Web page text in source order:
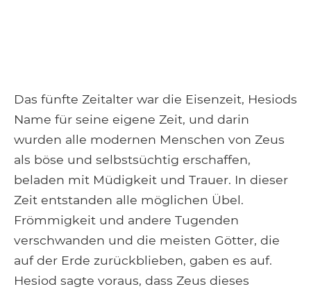
Das fünfte Zeitalter war die Eisenzeit, Hesiods
Name für seine eigene Zeit, und darin
wurden alle modernen Menschen von Zeus
als böse und selbstsüchtig erschaffen,
beladen mit Müdigkeit und Trauer. In dieser
Zeit entstanden alle möglichen Übel.
Frömmigkeit und andere Tugenden
verschwanden und die meisten Götter, die
auf der Erde zurückblieben, gaben es auf.
Hesiod sagte voraus, dass Zeus dieses